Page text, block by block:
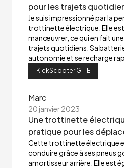
pour les trajets
Je suis impressionné par la
trottinette électrique. Elle
manœuvrer, ce qui en fait
trajets quotidiens. Sa
autonomie et se recharge
KickScooter GT1E
Marc
20 janvier 2023
Une trottinette
pratique pour les
Cette trottinette électrique
conduire grâce à ses pneus
amortisseur arrière. Elle est